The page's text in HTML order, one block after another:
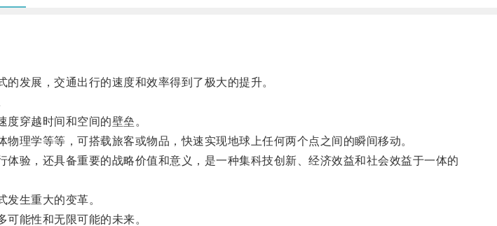
发展，交通出行的速度和效率得到了极大的提升。
穿越时间和空间的壁垒。
学等等，可搭载旅客或物品，快速实现地球上任何两个点之间的瞬间移动。
，还具备重要的战略价值和意义，是一种集科技创新、经济效益和社会效益于一体的
生重大的变革。
能性和无限可能的未来。